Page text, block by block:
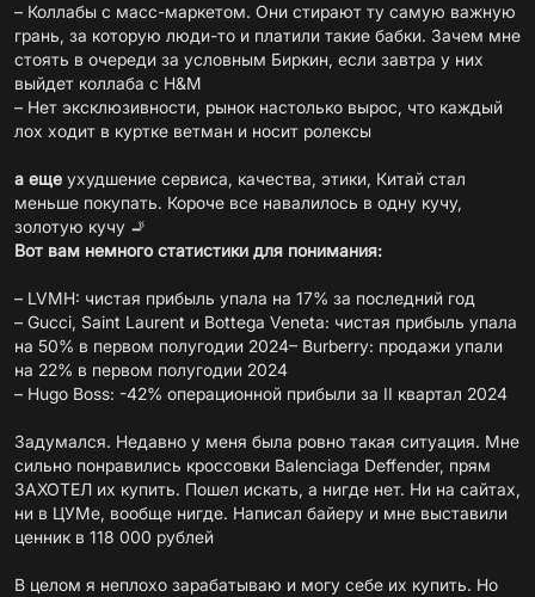
– Коллабы с масс-маркетом. Они стирают ту самую важную
грань, за которую люди-то и платили такие бабки. Зачем мне
стоять в очереди за условным Биркин, если завтра у них
выйдет коллаба с H&M
– Нет эксклюзивности, рынок настолько вырос, что каждый
лох ходит в куртке ветман и носит ролексы
а еще ухудшение сервиса, качества, этики, Китай стал
меньше покупать. Короче все навалилось в одну кучу,
Вот вам немного статистики для понимания:
– LVMH: чистая прибыль упала на 17% за последний год
– Gucci, Saint Laurent и Bottega Veneta: чистая прибыль упала
на 50% в первом полугодии 2024– Burberry: продажи упали
на 22% в первом полугодии 2024
– Hugo Boss: -42% операционной прибыли за II квартал 2024
Задумался. Недавно у меня была ровно такая ситуация. Мне
сильно понравились кроссовки Balenciaga Deffender, прям
ЗАХОТЕЛ их купить. Пошел искать, а нигде нет. Ни на сайтах,
ни в ЦУМе, вообще нигде. Написал байеру и мне выставили
ценник в 118 000 рублей
В целом я неплохо зарабатываю и могу себе их купить. Но